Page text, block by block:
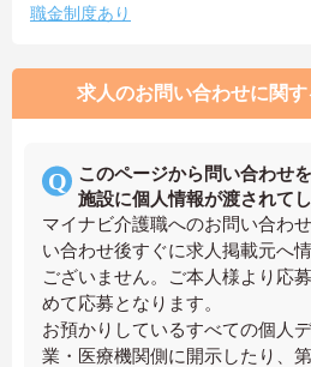
職金制度あり
求人のお問い合わせに関
このページから問い合わせ
施設に個人情報が渡されて
マイナビ介護職へのお問い合わ
い合わせ後すぐに求人掲載元へ
ございません。ご本人様より応
めて応募となります。
お預かりしているすべての個人
業・医療機関側に開示したり、